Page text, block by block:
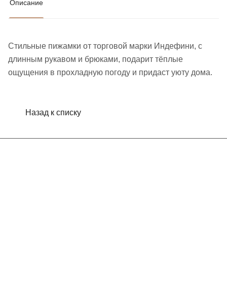
Описание
Стильные пижамки от торговой марки Индефини, с
длинным рукавом и брюками, подарит тёплые
ощущения в прохладную погоду и придаст уюту дома.
Назад к списку